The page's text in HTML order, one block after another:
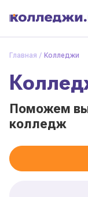
Главная Колледжи
Поможем
колледж